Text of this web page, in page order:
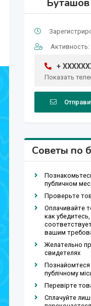
Активность:
+
Показать
Советы по
публичном
Проверьте
Оплачивайте
как
вашим
Желательно
свидетелях
публічному
Перевірте
Сплачуйте